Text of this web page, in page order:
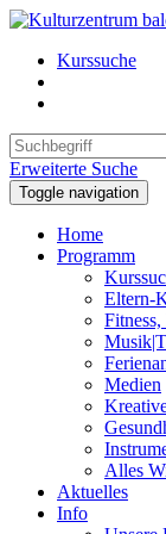
Kurssuche
Erweiterte Suche
Toggle navigation
Home
Programm
Eltern-
Medien
Alles
Aktuelles
Info